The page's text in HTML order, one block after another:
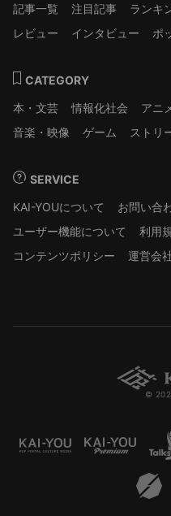
記事一覧
注目記事 ランキ
レビュー
インタビュー ポ
CATEGORY
本・文芸
情報化社会 アニ
音楽・映像
ゲーム ストリ
SERVICE
KAI-YOUについて
お問い合
ユーザー機能について
利用
コンテンツポリシー
運営会
©